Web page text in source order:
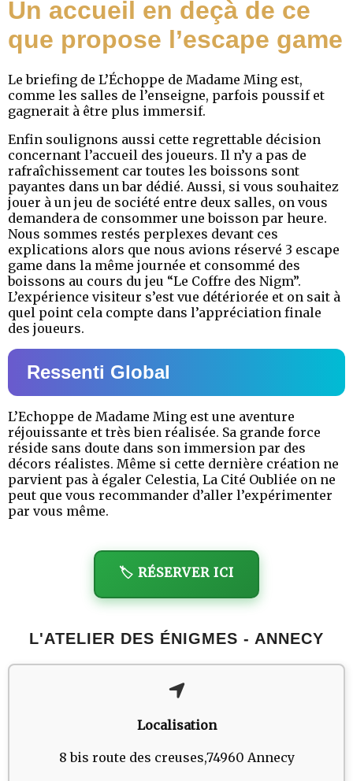
Un accueil en deçà de ce
que propose l’escape game
Le briefing de L’Échoppe de Madame Ming est,
comme les salles de l’enseigne, parfois poussif et
gagnerait à être plus immersif.
Enfin soulignons aussi cette regrettable décision
concernant l’accueil des joueurs. Il n’y a pas de
rafraîchissement car toutes les boissons sont
payantes dans un bar dédié. Aussi, si vous souhaitez
jouer à un jeu de société entre deux salles, on vous
demandera de consommer une boisson par heure.
Nous sommes restés perplexes devant ces
explications alors que nous avions réservé 3 escape
game dans la même journée et consommé des
boissons au cours du jeu “Le Coffre des Nigm”.
L’expérience visiteur s’est vue détériorée et on sait à
quel point cela compte dans l’appréciation finale
des joueurs.
Ressenti Global
L’Echoppe de Madame Ming est une aventure
réjouissante et très bien réalisée. Sa grande force
réside sans doute dans son immersion par des
décors réalistes. Même si cette dernière création ne
parvient pas à égaler Celestia, La Cité Oubliée on ne
peut que vous recommander d’aller l’expérimenter
par vous même.
🏷️ RÉSERVER ICI
L'ATELIER DES ÉNIGMES - ANNECY
Localisation
8 bis route des creuses,74960 Annecy